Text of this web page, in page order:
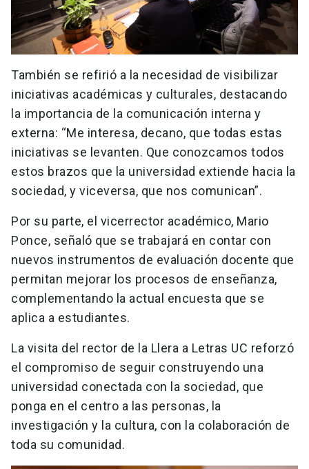
También se refirió a la necesidad de visibilizar
iniciativas académicas y culturales, destacando
la importancia de la comunicación interna y
externa: “Me interesa, decano, que todas estas
iniciativas se levanten. Que conozcamos todos
estos brazos que la universidad extiende hacia la
sociedad, y viceversa, que nos comunican”.
Por su parte, el vicerrector académico, Mario
Ponce, señaló que se trabajará en contar con
nuevos instrumentos de evaluación docente que
permitan mejorar los procesos de enseñanza,
complementando la actual encuesta que se
aplica a estudiantes.
La visita del rector de la Llera a Letras UC reforzó
el compromiso de seguir construyendo una
universidad conectada con la sociedad, que
ponga en el centro a las personas, la
investigación y la cultura, con la colaboración de
toda su comunidad.